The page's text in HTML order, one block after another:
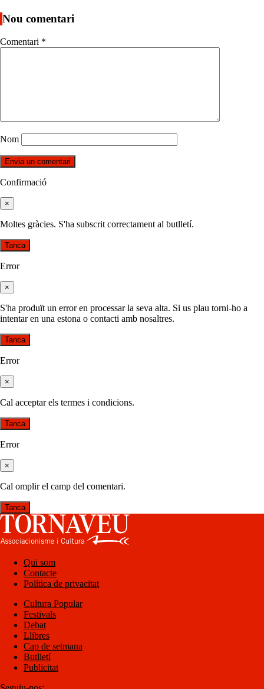
Nou comentari
Comentari *
Nom
Confirmació
×
Moltes gràcies. S'ha subscrit correctament al butlletí.
Tanca
Error
×
S'ha produït un error en processar la seva alta. Si us plau torni-ho a
intentar en una estona o contacti amb nosaltres.
Tanca
Error
×
Cal acceptar els termes i condicions.
Tanca
Error
×
Cal omplir el camp del comentari.
Tanca
Qui som
Contacte
Política de privacitat
Cultura Popular
Festivals
Debat
Llibres
Cap de setmana
Butlletí
Publicitat